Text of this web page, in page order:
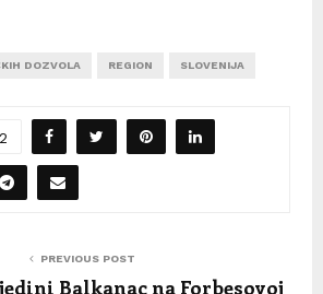
DOZVOLA REGION SLOVENIJA
2
PREVIOUS POST
Balkanac na Forbesovoj